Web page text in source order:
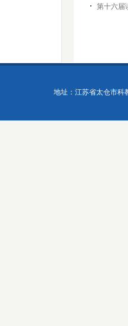
第十六届
地址：江苏省太仓市